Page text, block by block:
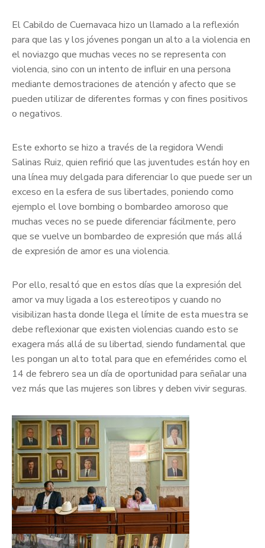
El Cabildo de Cuernavaca hizo un llamado a la reflexión
para que las y los jóvenes pongan un alto a la violencia en
el noviazgo que muchas veces no se representa con
violencia, sino con un intento de influir en una persona
mediante demostraciones de atención y afecto que se
pueden utilizar de diferentes formas y con fines positivos
o negativos.
Este exhorto se hizo a través de la regidora Wendi
Salinas Ruiz, quien refirió que las juventudes están hoy en
una línea muy delgada para diferenciar lo que puede ser un
exceso en la esfera de sus libertades, poniendo como
ejemplo el love bombing o bombardeo amoroso que
muchas veces no se puede diferenciar fácilmente, pero
que se vuelve un bombardeo de expresión que más allá
de expresión de amor es una violencia.
Por ello, resaltó que en estos días que la expresión del
amor va muy ligada a los estereotipos y cuando no
visibilizan hasta donde llega el límite de esta muestra se
debe reflexionar que existen violencias cuando esto se
exagera más allá de su libertad, siendo fundamental que
les pongan un alto total para que en efemérides como el
14 de febrero sea un día de oportunidad para señalar una
vez más que las mujeres son libres y deben vivir seguras.